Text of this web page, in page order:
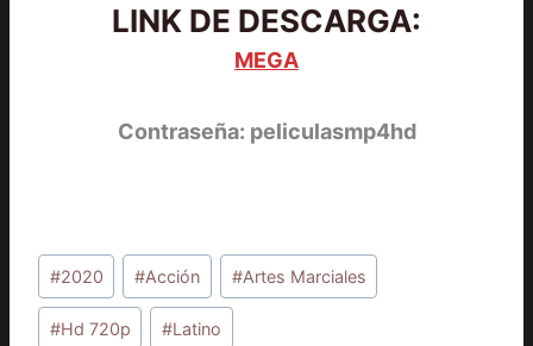
LINK DE DESCARGA:
MEGA
Contraseña: peliculasmp4hd
Etiquetas
de
la
#2020 #Acción #Artes Marciales
#Hd 720p #Latino